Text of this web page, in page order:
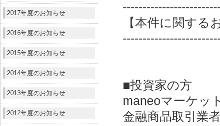
2017年度のお知らせ
2016年度のお知らせ
2015年度のお知らせ
2014年度のお知らせ
2013年度のお知らせ
2012年度のお知らせ
【本件に関する
■投資家の方
maneoマーケッ
金融商品取引業